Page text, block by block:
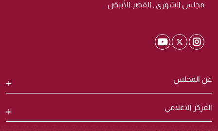
عن المجلس
المركز الاعلامي
مجلس الشورى , القصر الأبيض
Shura Instagram
Shura Twitter
Shura Youtube